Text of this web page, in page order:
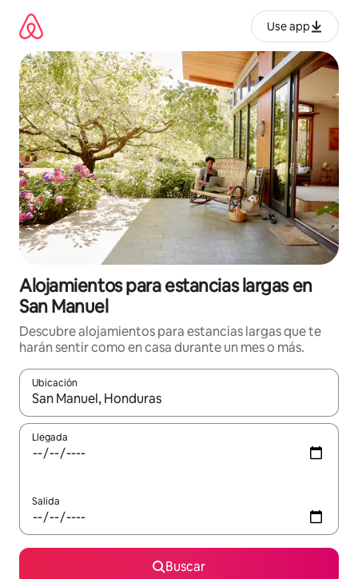
contenido
Use app
Alojamientos para estancias largas en
San Manuel
Descubre alojamientos para estancias largas que te
harán sentir como en casa durante un mes o más.
Ubicación
Cuando los resultados estén disponibles, podrás navegar
Llegada
Salida
Buscar